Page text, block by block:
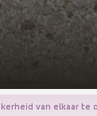
van elkaar te